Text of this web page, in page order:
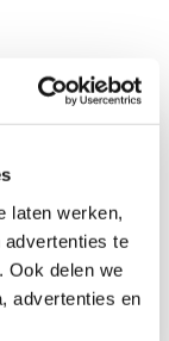
laten werken,
advertenties te
Ook delen we
advertenties en
Bouwend